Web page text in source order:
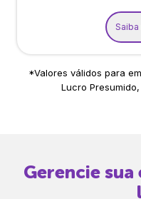
Saiba
*Valores válidos para
Lucro
Gerencie sua